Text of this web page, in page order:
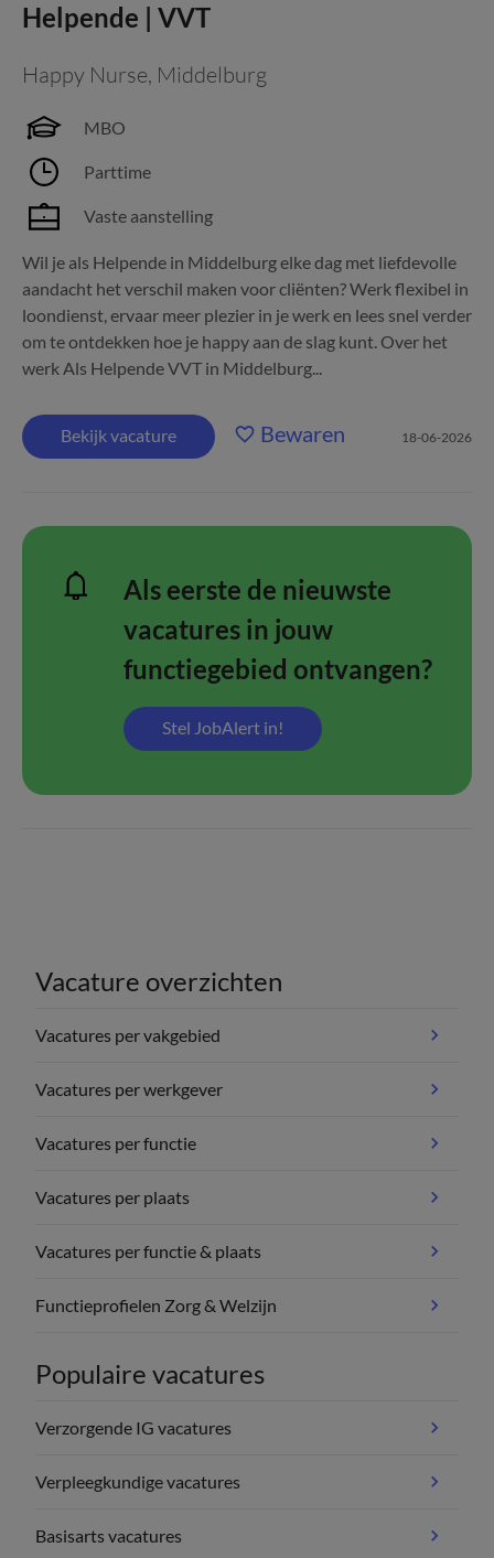
Helpende | VVT
Happy Nurse, Middelburg
MBO
Parttime
Vaste aanstelling
Wil je als Helpende in Middelburg elke dag met liefdevolle
aandacht het verschil maken voor cliënten? Werk flexibel in
loondienst, ervaar meer plezier in je werk en lees snel verder
om te ontdekken hoe je happy aan de slag kunt. Over het
werk Als Helpende VVT in Middelburg...
Bekijk vacature Bewaren 18-06-2026
Als eerste de nieuwste
vacatures in jouw
functiegebied ontvangen?
Stel JobAlert in!
Vacature overzichten
Vacatures per vakgebied
Vacatures per werkgever
Vacatures per functie
Vacatures per plaats
Vacatures per functie & plaats
Functieprofielen Zorg & Welzijn
Populaire vacatures
Verzorgende IG vacatures
Verpleegkundige vacatures
Basisarts vacatures